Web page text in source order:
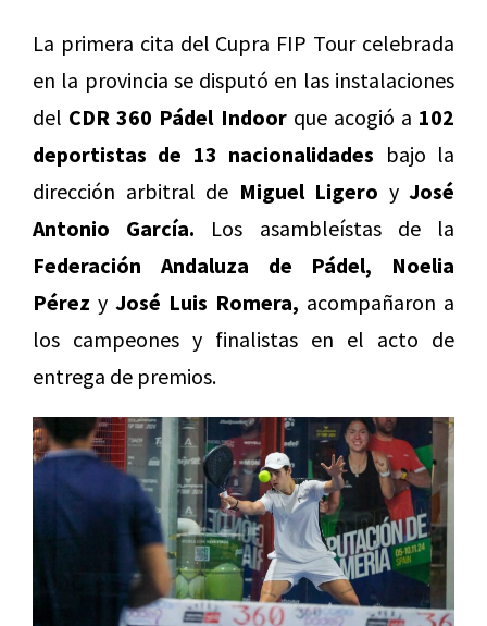
La primera cita del Cupra FIP Tour celebrada
en la provincia se disputó en las instalaciones
del CDR 360 Pádel Indoorque acogió a 102
deportistas de 13 nacionalidades bajo la
dirección arbitral de Miguel Ligero y José
Antonio García. Los asambleístas de la
Federación Andaluza de Pádel, Noelia
Pérez y José Luis Romera, acompañaron a
los campeones y finalistas en el acto de
entrega de premios.